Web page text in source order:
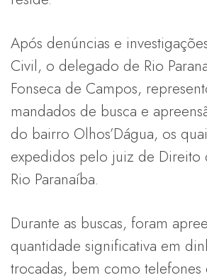
Após denúncias e
Civil, o delegado de Rio
Fonseca de Campos,
mandados de busca e
do bairro Olhos’Dágua, os
expedidos pelo juiz de Direito
Rio Paranaíba.
Durante as buscas, foram
quantidade significativa em
trocadas, bem como telefones